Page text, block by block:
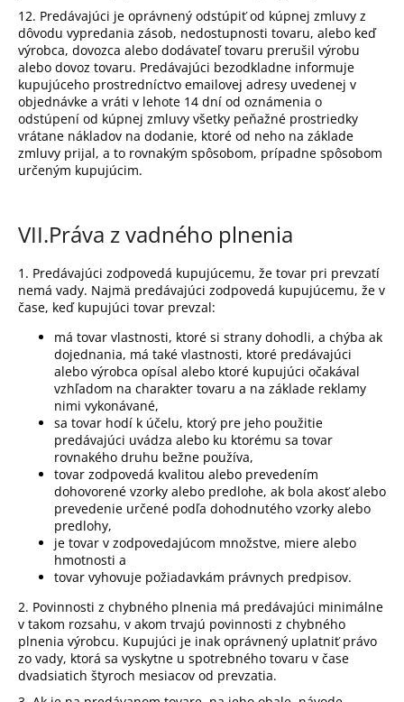
12. Predávajúci je oprávnený odstúpiť od kúpnej zmluvy z
dôvodu vypredania zásob, nedostupnosti tovaru, alebo keď
výrobca, dovozca alebo dodávateľ tovaru prerušil výrobu
alebo dovoz tovaru. Predávajúci bezodkladne informuje
kupujúceho prostredníctvo emailovej adresy uvedenej v
objednávke a vráti v lehote 14 dní od oznámenia o
odstúpení od kúpnej zmluvy všetky peňažné prostriedky
vrátane nákladov na dodanie, ktoré od neho na základe
zmluvy prijal, a to rovnakým spôsobom, prípadne spôsobom
určeným kupujúcim.
VII.Práva z vadného plnenia
1. Predávajúci zodpovedá kupujúcemu, že tovar pri prevzatí
nemá vady. Najmä predávajúci zodpovedá kupujúcemu, že v
čase, keď kupujúci tovar prevzal:
má tovar vlastnosti, ktoré si strany dohodli, a chýba ak
dojednania, má také vlastnosti, ktoré predávajúci
alebo výrobca opísal alebo ktoré kupujúci očakával
vzhľadom na charakter tovaru a na základe reklamy
nimi vykonávané,
sa tovar hodí k účelu, ktorý pre jeho použitie
predávajúci uvádza alebo ku ktorému sa tovar
rovnakého druhu bežne používa,
tovar zodpovedá kvalitou alebo prevedením
dohovorené vzorky alebo predlohe, ak bola akosť alebo
prevedenie určené podľa dohodnutého vzorky alebo
predlohy,
je tovar v zodpovedajúcom množstve, miere alebo
hmotnosti a
tovar vyhovuje požiadavkám právnych predpisov.
2. Povinnosti z chybného plnenia má predávajúci minimálne
v takom rozsahu, v akom trvajú povinnosti z chybného
plnenia výrobcu. Kupujúci je inak oprávnený uplatniť právo
zo vady, ktorá sa vyskytne u spotrebného tovaru v čase
dvadsiatich štyroch mesiacov od prevzatia.